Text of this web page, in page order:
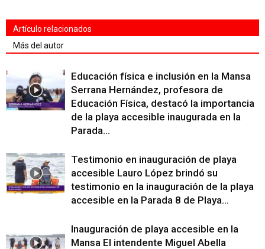
Artículo relacionados
Más del autor
Educación física e inclusión en la Mansa
Serrana Hernández, profesora de
Educación Física, destacó la importancia
de la playa accesible inaugurada en la
Parada...
Testimonio en inauguración de playa
accesible Lauro López brindó su
testimonio en la inauguración de la playa
accesible en la Parada 8 de Playa...
Inauguración de playa accesible en la
Mansa El intendente Miguel Abella